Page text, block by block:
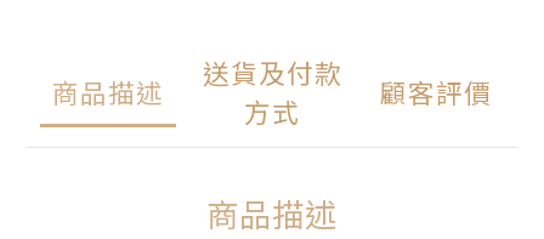
商品描述
送貨及付款
方式
顧客評價
商品描述